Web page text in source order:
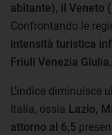
abitante), il Veneto
Confrontando le
intensità turistica
Friuli Venezia Giulia
L'indice diminuisce
Italia, ossia Lazio,
attorno al 6,5